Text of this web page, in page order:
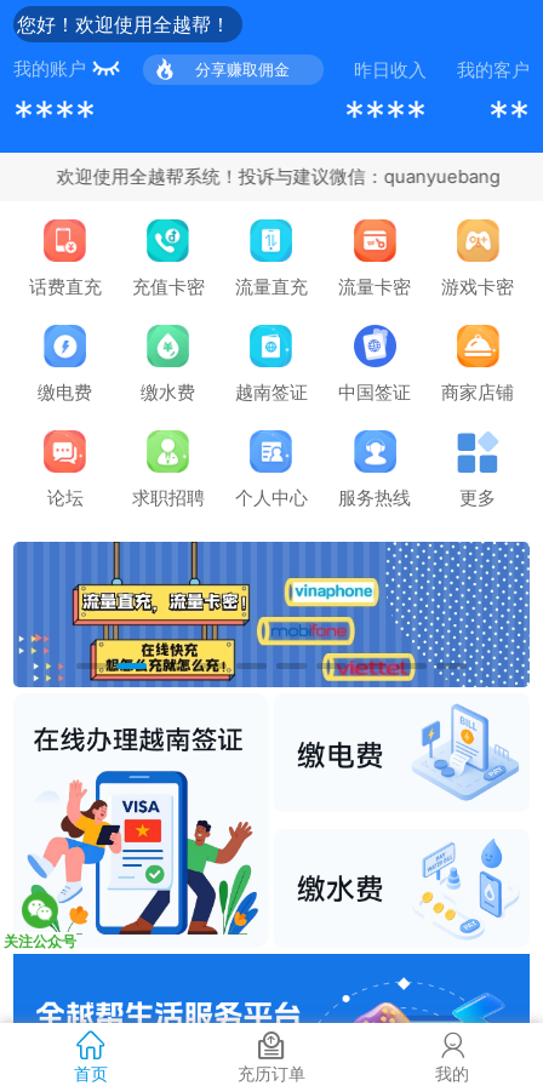
您好！欢迎使用全越帮！
我的账户 分享赚取佣金 昨日收入 我的客户
**** **** **
欢迎使用全越帮系统！投诉与建议微信：quanyuebang
话费直充 充值卡密 流量直充 流量卡密 游戏卡密
缴电费 缴水费 越南签证 中国签证 商家店铺
论坛 求职招聘 个人中心 服务热线 更多
关注公众号
首页 充历订单 我的